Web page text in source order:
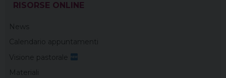
RISORSE ONLINE
News
Calendario appuntamenti
Visione pastorale
Materiali